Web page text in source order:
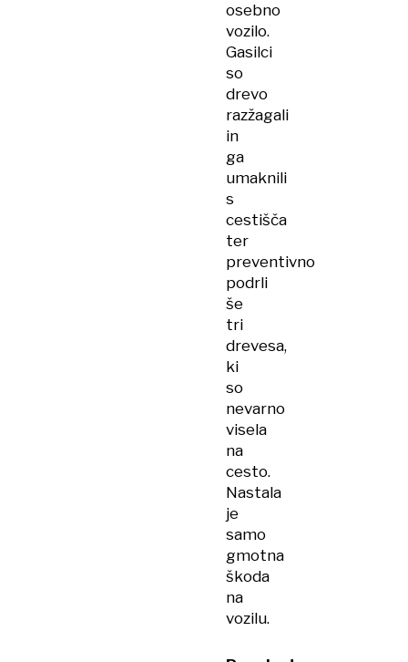
osebno
vozilo.
Gasilci
so
drevo
razžagali
in
ga
umaknili
s
cestišča
ter
preventivno
podrli
še
tri
drevesa,
ki
so
nevarno
visela
na
cesto.
Nastala
je
samo
gmotna
škoda
na
vozilu.